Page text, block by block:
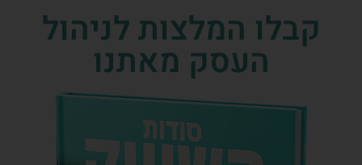
קבלו המלצות לניהול
העסק מאתנו